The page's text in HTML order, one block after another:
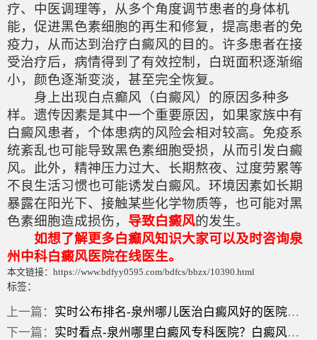
疗、中医调理等，从多个角度调节患者的身体机
能，促进黑色素细胞的再生和修复，提高患者的免
疫力，从而达到治疗白癜风的目的。许多患者在接
受治疗后，病情得到了有效控制，白斑面积逐渐缩
小，颜色逐渐变淡，甚至完全恢复。
身上出现白点癫风（白癜风）的原因多种多
样。遗传因素是其中一个重要原因，如果家族中有
白癜风患者，个体患病的风险会相对较高。免疫系
统紊乱也可能导致黑色素细胞受损，从而引发白癜
风。此外，精神压力过大、长期熬夜、过度劳累等
不良生活习惯也可能诱发白癜风。环境因素如长期
暴露在阳光下、接触某些化学物质等，也可能对黑
色素细胞造成损伤， 导致白癜风的发生。
如想了解更多白癫风知识大家可以及时咨询泉
州中科白癜风医院在线医生。
本文链接：https://www.bdfyy0595.com/bdfcs/bbzx/10390.html
标签：
上一篇： 实时公布排名-泉州哪儿医治白癜风好的医院？嘴角有一点白癜风的症状？
下一篇： 实时看点-泉州哪里白癜风专科医院？白癜风的主要症状是什么？